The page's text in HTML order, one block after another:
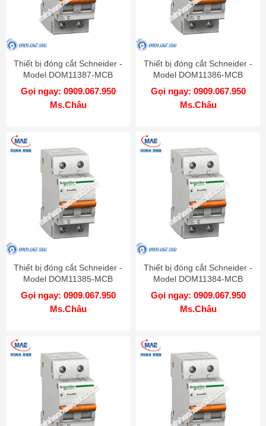
Thiết bị đóng cắt Schneider -
Model DOM11387-MCB
Gọi ngay: 0909.067.950
Ms.Châu
Thiết bị đóng cắt Schneider -
Model DOM11386-MCB
Gọi ngay: 0909.067.950
Ms.Châu
Thiết bị đóng cắt Schneider -
Model DOM11385-MCB
Gọi ngay: 0909.067.950
Ms.Châu
Thiết bị đóng cắt Schneider -
Model DOM11384-MCB
Gọi ngay: 0909.067.950
Ms.Châu